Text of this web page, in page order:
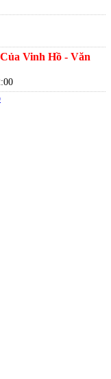
Vinh Hồ - Văn